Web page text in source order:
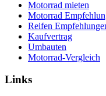
Motorrad mieten
Motorrad
Reifen
Kaufvertrag
Umbauten
Motorrad-Vergleich
Links